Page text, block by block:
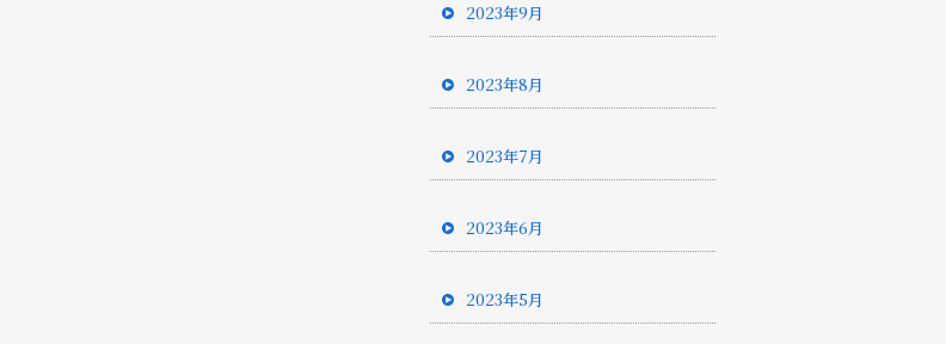
2023年9月
2023年8月
2023年7月
2023年6月
2023年5月